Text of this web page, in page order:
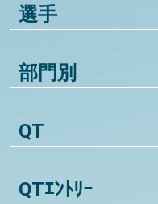
選手
部門別
QT
QTｴﾝﾄﾘｰ